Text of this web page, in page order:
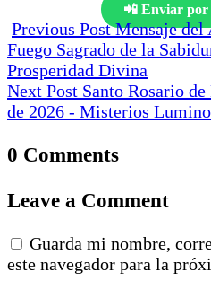
📲 Enviar
Previous Post Mensaje
Fuego Sagrado de la
Prosperidad Divina
Next Post Santo Rosario
de 2026 - Misterios
0 Comments
Leave a Comment
Guarda mi nombre,
este navegador para la